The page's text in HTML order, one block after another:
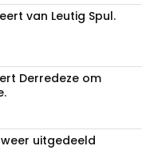
van Leutig Spul.
Derredeze om
uitgedeeld